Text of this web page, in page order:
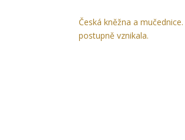
Česká kněžna a
postupně vznikala.